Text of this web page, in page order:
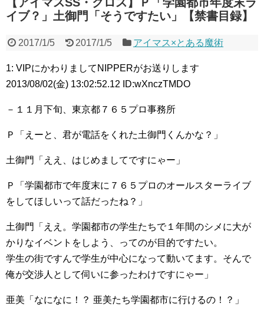
イブ？」土御門「そうですたい」【禁書目録】
2017/1/5 2017/1/5 アイマス×とある魔術
1: VIPにかわりましてNIPPERがお送りします
2013/08/02(金) 13:02:52.12 ID:wXnczTMDO
－１１月下旬、東京都７６５プロ事務所
Ｐ「えーと、君が電話をくれた土御門くんかな？」
土御門「ええ、はじめましてですにゃー」
Ｐ「学園都市で年度末に７６５プロのオールスターライブ
をしてほしいって話だったね？」
土御門「ええ。学園都市の学生たちで１年間のシメに大が
かりなイベントをしよう、ってのが目的ですたい。
学生の街ですんで学生が中心になって動いてます。そんで
俺が交渉人として伺いに参ったわけですにゃー」
亜美「なになに！？ 亜美たち学園都市に行けるの！？」